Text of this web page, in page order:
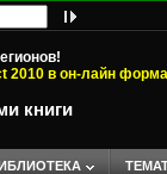
2010 в он-лайн
книги